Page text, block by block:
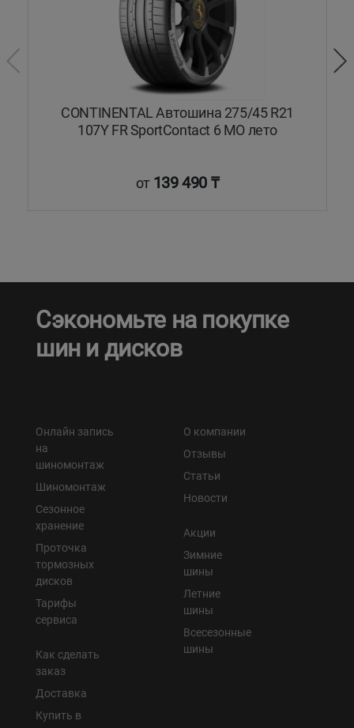
CONTINENTAL Автошина 275/45 R21
107Y FR SportContact 6 MO лето
от 139 490 ₸
Сэкономьте на покупке
шин и дисков
Онлайн запись
на
шиномонтаж
Шиномонтаж
Сезонное
хранение
Проточка
тормозных
дисков
Тарифы
сервиса
Как сделать
заказ
Доставка
Купить в
О компании
Отзывы
Статьи
Новости
Акции
Зимние
шины
Летние
шины
Всесезонные
шины